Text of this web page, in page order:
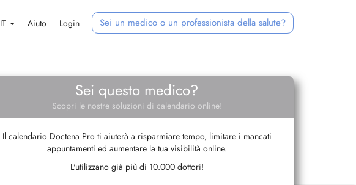
IT Aiuto Login Sei un medico o un professionista della salute?
Sei questo medico?
Scopri le nostre soluzioni di calendario online!
Il calendario Doctena Pro ti aiuterà a risparmiare tempo, limitare i mancati
appuntamenti ed aumentare la tua visibilità online.
L'utilizzano già più di 10.000 dottori!